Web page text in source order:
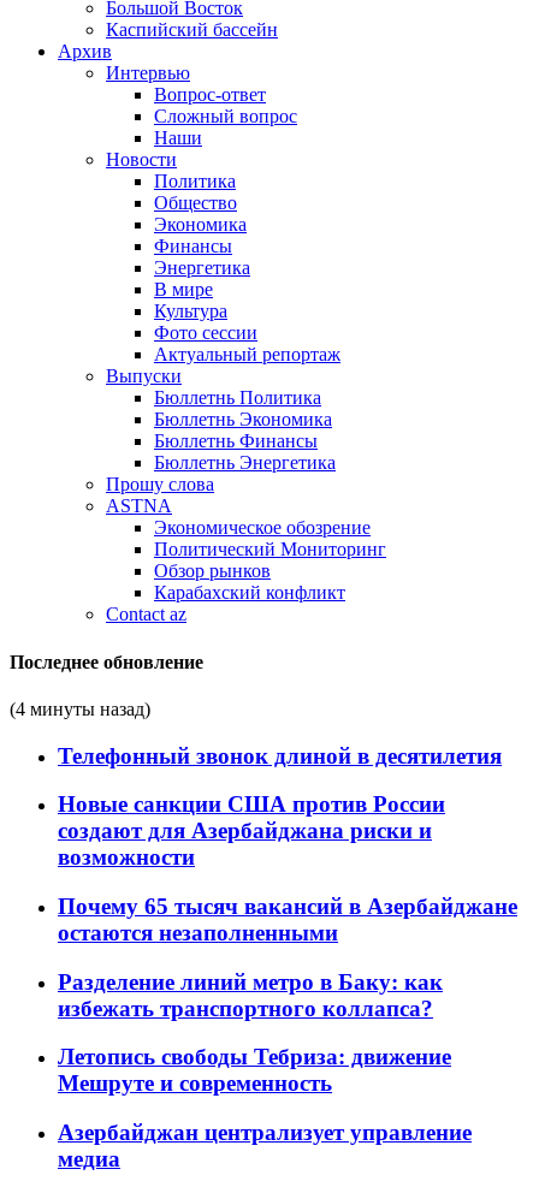
Большой Восток
Каспийский бассейн
Архив
Интервью
Вопрос-ответ
Сложный вопрос
Наши
Новости
Политика
Общество
Экономика
Финансы
Энергетика
В мире
Культура
Фото сессии
Актуальный репортаж
Выпуски
Бюллетнь Политика
Бюллетнь Экономика
Бюллетнь Финансы
Бюллетнь Энергетика
Прошу слова
ASTNA
Экономическое обозрение
Политический Мониторинг
Обзор рынков
Карабахский конфликт
Contact az
Последнее обновление
(4 минуты назад)
Телефонный звонок длиной в десятилетия
Новые санкции США против России
создают для Азербайджана риски и
возможности
Почему 65 тысяч вакансий в Азербайджане
остаются незаполненными
Разделение линий метро в Баку: как
избежать транспортного коллапса?
Летопись свободы Тебриза: движение
Мешруте и современность
Азербайджан централизует управление
медиа